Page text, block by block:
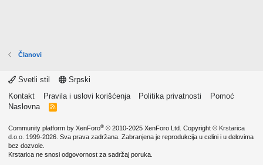
Članovi
Svetli stil
Srpski
Kontakt
Pravila i uslovi korišćenja Politika privatnosti
Pomoć
Naslovna
R
Community platform by XenForo® © 2010-2025 XenForo Ltd. Copyright © Krstarica
d.o.o. 1999-2026. Sva prava zadržana. Zabranjena je reprodukcija u celini i u delovima
bez dozvole.
Krstarica ne snosi odgovornost za sadržaj poruka.